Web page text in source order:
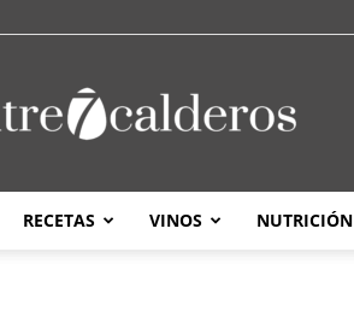
entre7calderos
RECETAS VINOS NUTRICIÓN